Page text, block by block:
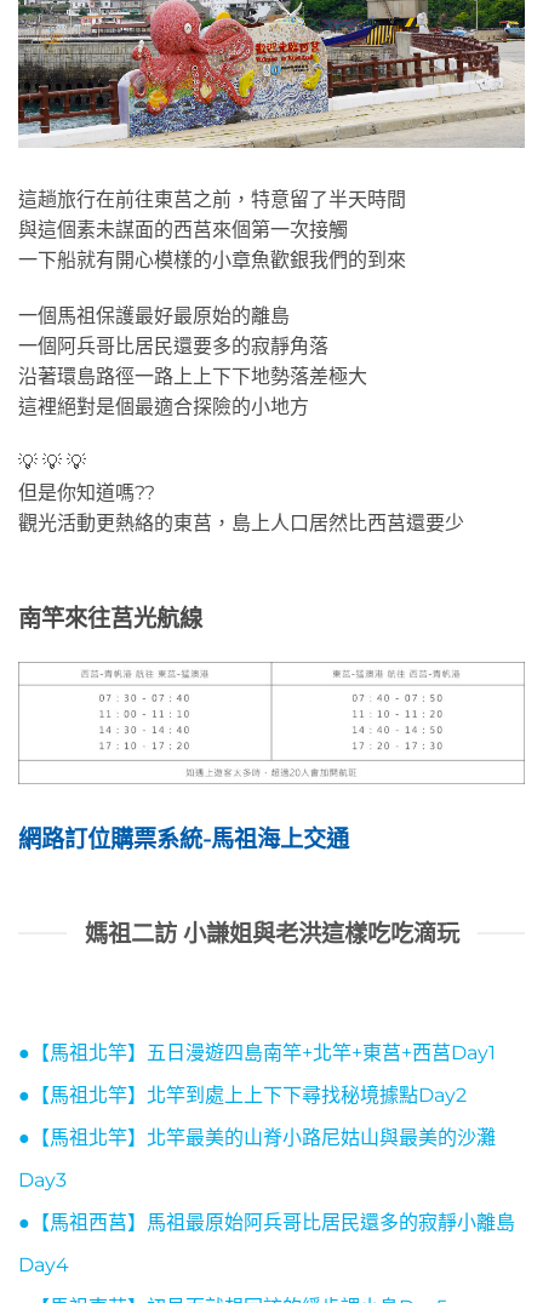
這趟旅行在前往東莒之前，特意留了半天時間
與這個素未謀面的西莒來個第一次接觸
一下船就有開心模樣的小章魚歡銀我們的到來
一個馬祖保護最好最原始的離島
一個阿兵哥比居民還要多的寂靜角落
沿著環島路徑一路上上下下地勢落差極大
這裡絕對是個最適合探險的小地方
💡 💡 💡
但是你知道嗎??
觀光活動更熱絡的東莒，島上人口居然比西莒還要少
南竿來往莒光航線
網路訂位購票系統-馬祖海上交通
媽祖二訪 小謙姐與老洪這樣吃吃滴玩
●【馬祖北竿】五日漫遊四島南竿+北竿+東莒+西莒Day1
●【馬祖北竿】北竿到處上上下下尋找秘境據點Day2
●【馬祖北竿】北竿最美的山脊小路尼姑山與最美的沙灘
Day3
●【馬祖西莒】馬祖最原始阿兵哥比居民還多的寂靜小離島
Day4